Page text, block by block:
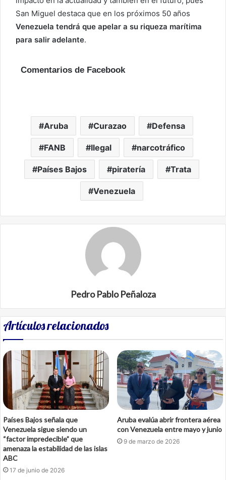
San Miguel destaca que en los próximos 50 años
Venezuela tendrá que apelar a su riqueza marítima
para salir adelante.
Comentarios de Facebook
Aruba Curazao Defensa
FANB Ilegal narcotráfico
Países Bajos piratería Trata
Venezuela
Pedro Pablo Peñaloza
Artículos relacionados
Países Bajos señala que
Venezuela sigue siendo un
“factor impredecible” que
amenaza la estabilidad de las islas
ABC
17 de junio de 2026
Aruba evalúa abrir frontera aérea
con Venezuela entre mayo y junio
9 de marzo de 2026